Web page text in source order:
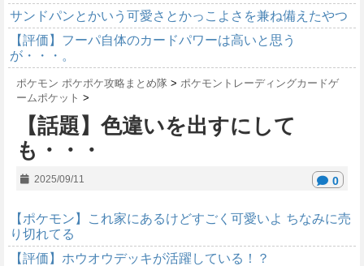
サンドパンとかいう可愛さとかっこよさを兼ね備えたやつ
【評価】フーパ自体のカードパワーは高いと思う
が・・・。
ポケモン ポケポケ攻略まとめ隊 > ポケモントレーディングカードゲ
ームポケット >
【話題】色違いを出すにして
も・・・
2025/09/11 0
【ポケモン】これ家にあるけどすごく可愛いよ ちなみに売
り切れてる
【評価】ホウオウデッキが活躍している！？